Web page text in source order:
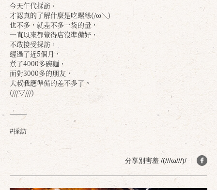
今天年代採訪，
才認真的了解什麼是吃螺絲(/ω＼)
也不多，就差不多一袋的量，
一直以來都覺得店沒準備好，
不敢接受採訪，
經過了近5個月，
煮了4000多碗麵，
面對3000多的朋友，
大叔我應準備的差不多了。
(///▽///)
#採訪
分享別害羞 /(///ω///)/